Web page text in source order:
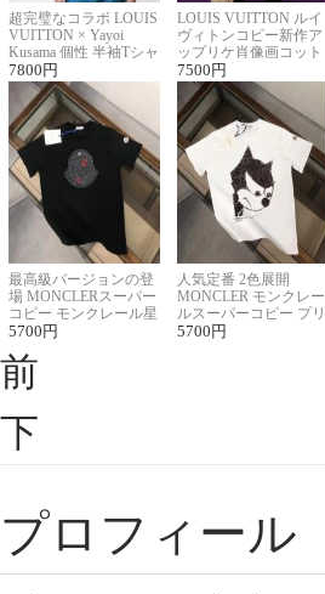
超完璧なコラボ LOUIS
VUITTON × Yayoi
Kusama 個性 半袖Tシャ
ツコピー男女兼用
7800 円
LOUIS VUITTON ルイ
ヴィトンコピー新作ア
ップリケ肖像画コット
ンニット半袖Tシャツ
7500 円
最高級バージョンの登
場 MONCLERスーパー
コピー モンクレール星
座半袖Tシャツ
5700 円
人気定番 2色展開
MONCLER モンクレー
ルスーパーコピー プリ
ント半袖Tシャツ
5700 円
前
下
プロフィール